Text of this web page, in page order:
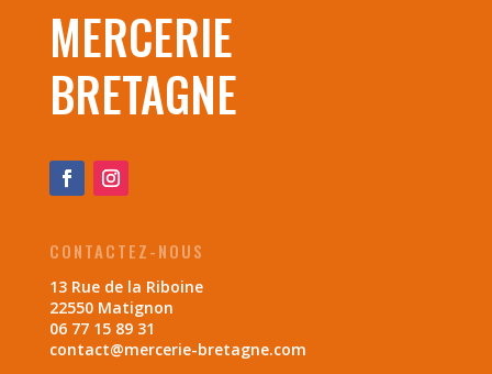
MERCERIE
BRETAGNE
CONTACTEZ-NOUS
13 Rue de la Riboine
22550 Matignon
06 77 15 89 31
contact@mercerie-bretagne.com